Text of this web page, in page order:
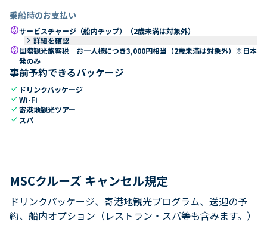
乗船時のお支払い
paidサービスチャージ（船内チップ）（2歳未満は対象外）
keyboard_arrow_right 詳細を確認
paid国際観光旅客税 お一人様につき3,000円相当（2歳未満は対象外）※日本
発のみ
事前予約できるパッケージ
check ドリンクパッケージ
checkWi-Fi
check寄港地観光ツアー
check スパ
MSCクルーズ キャンセル規定
ドリンクパッケージ、寄港地観光プログラム、送迎の予
約、船内オプション（レストラン・スパ等も含みます。）